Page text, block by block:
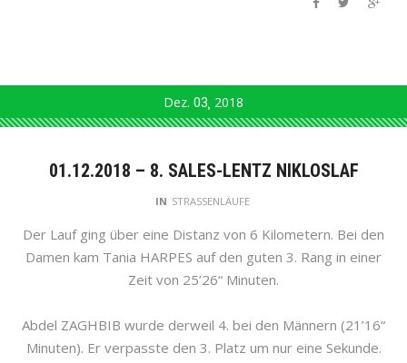
Dez. 03 2018
01.12.2018 – 8. SALES-LENTZ NIKLOSLAF
IN STRASSENLÄUFE
Der Lauf ging über eine Distanz von 6 Kilometern. Bei den
Damen kam Tania HARPES auf den guten 3. Rang in einer
Zeit von 25’26“ Minuten.
Abdel ZAGHBIB wurde derweil 4. bei den Männern (21’16“
Minuten). Er verpasste den 3. Platz um nur eine Sekunde.